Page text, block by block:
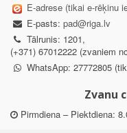
E-adrese (tikai e-rēķinu
E-pasts: pad@riga.lv
Tālrunis: 1201,
(+371) 67012222 (zvaniem
WhatsApp: 27772805
Zvanu
Pirmdiena – Piektdiena: